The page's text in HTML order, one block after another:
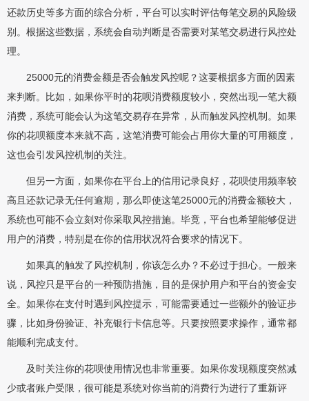
还款历史等多方面的综合分析，平台可以实时评估每笔交易的风险级
别。根据这些数据，系统会自动判断是否需要对某笔交易进行风控处
理。
25000元的消费金额是否会触发风控呢？这要根据多方面的因素
来判断。比如，如果你平时的花呗消费额度较小，突然出现一笔大额
消费，系统可能会认为这笔交易存在异常，从而触发风控机制。如果
你的花呗额度本来就不高，这笔消费可能会占用你大量的可用额度，
这也会引发风控机制的关注。
但另一方面，如果你在平台上的信用记录良好，花呗使用频率较
高且还款记录无任何逾期，那么即使这笔25000元的消费金额较大，
系统也可能不会立刻对你采取风控措施。毕竟，平台也希望能够促进
用户的消费，特别是在你的信用状况符合要求的情况下。
如果真的触发了风控机制，你该怎么办？不必过于担心。一般来
说，风控只是平台的一种预防措施，目的是保护用户和平台的资金安
全。如果你在支付时遇到风控提示，可能需要通过一些额外的验证步
骤，比如身份验证、补充银行卡信息等。只要按照要求操作，通常都
能顺利完成支付。
及时关注你的花呗使用情况也非常重要。如果你发现额度突然减
少或者账户受限，很可能是系统对你当前的消费行为进行了重新评